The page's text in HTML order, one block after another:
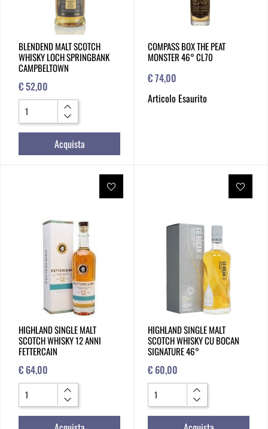
BLENDEND MALT SCOTCH
WHISKY LOCH SPRINGBANK
CAMPBELTOWN
€ 52,00
Quantità
Acquista
COMPASS BOX THE PEAT
MONSTER 46° CL70
€ 74,00
Articolo Esaurito
HIGHLAND SINGLE MALT
SCOTCH WHISKY 12 ANNI
FETTERCAIN
€ 64,00
Quantità
HIGHLAND SINGLE MALT
SCOTCH WHISKY CU BOCAN
SIGNATURE 46°
€ 60,00
Quantità